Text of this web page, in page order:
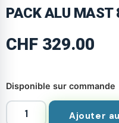
PACK ALU
CHF 329.00
Disponible sur commande
Ajouter